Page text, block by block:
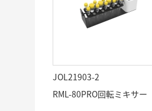
JOL21903-2
RML-80PRO回転ミキサー